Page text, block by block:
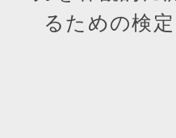
るための検定